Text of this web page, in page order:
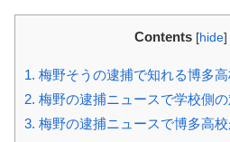
Contents [hide]
1. 梅野そうの逮捕で知れる博多
2. 梅野の逮捕ニュースで学校側
3. 梅野の逮捕ニュースで博多高